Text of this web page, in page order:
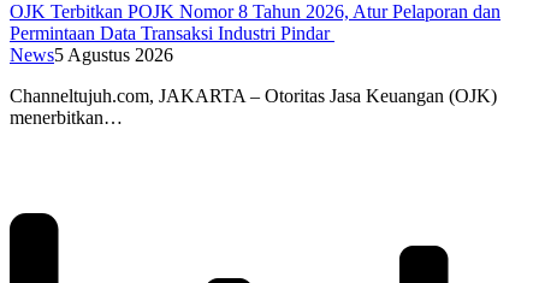
OJK Terbitkan POJK Nomor 8 Tahun 2026, Atur Pelaporan dan
Permintaan Data Transaksi Industri Pindar
News5 Agustus 2026
Channeltujuh.com, JAKARTA – Otoritas Jasa Keuangan (OJK)
menerbitkan…